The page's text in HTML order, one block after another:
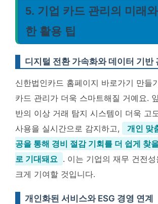
5. 기업 카드 관리의 미래
한 활용 팁
디지털 전환 가속화와 데이터 기반
신한법인카드 홈페이지 바로가기 만들
카드 관리가 더욱 스마트해질 거예요.
반의 이상 거래 탐지 시스템이 더욱 고
사용을 실시간으로 감지하고,
개인 맞
공을 통해 경비 절감 기회를 더 쉽게 찾
로 기대돼요 . 이는 기업의 재무 건전
크게 기여할 것입니다.
개인화된 서비스와 ESG 경영 연계